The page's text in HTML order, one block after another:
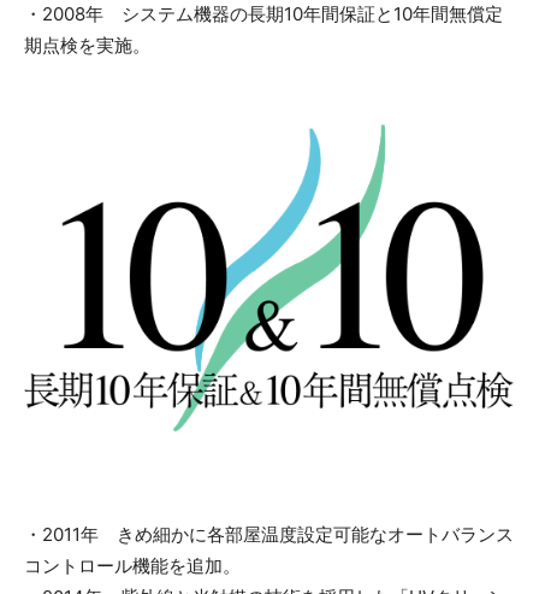
・2008年 システム機器の長期10年間保証と10年間無償定
期点検を実施。
・2011年 きめ細かに各部屋温度設定可能なオートバランス
コントロール機能を追加。